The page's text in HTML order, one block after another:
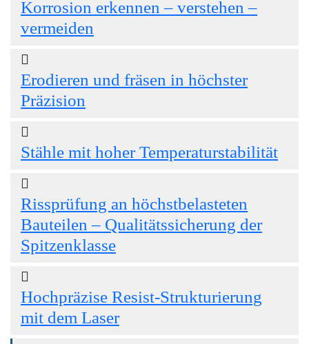
Korrosion erkennen – verstehen –
vermeiden
Erodieren und fräsen in höchster
Präzision
Stähle mit hoher Temperaturstabilität
Rissprüfung an höchstbelasteten
Bauteilen – Qualitätssicherung der
Spitzenklasse
Hochpräzise Resist-Strukturierung
mit dem Laser